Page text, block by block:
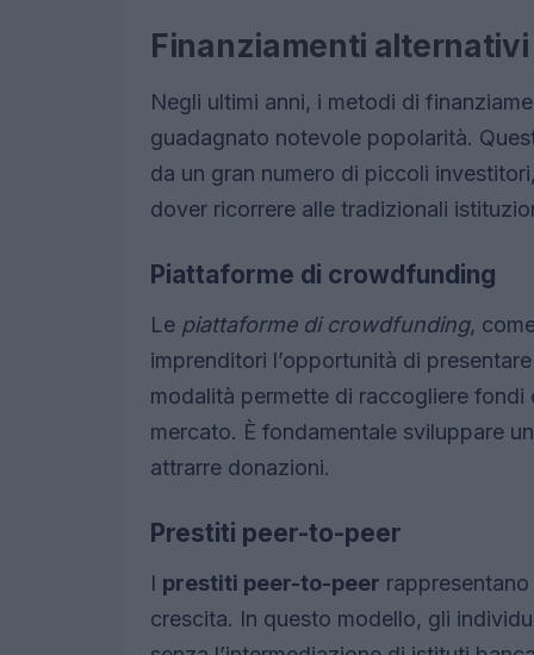
Finanziamenti
Negli ultimi anni, i metodi di
guadagnato notevole popolarità.
da un gran numero di piccoli
dover ricorrere alle tradizionali
Piattaforme di crowdfunding
Le piattaforme di crowdfunding,
imprenditori l’opportunità di
modalità permette di raccogliere fondi
mercato. È fondamentale sviluppare
attrarre donazioni.
Prestiti peer-to-peer
I prestiti peer-to-peer
crescita. In questo modello, gli